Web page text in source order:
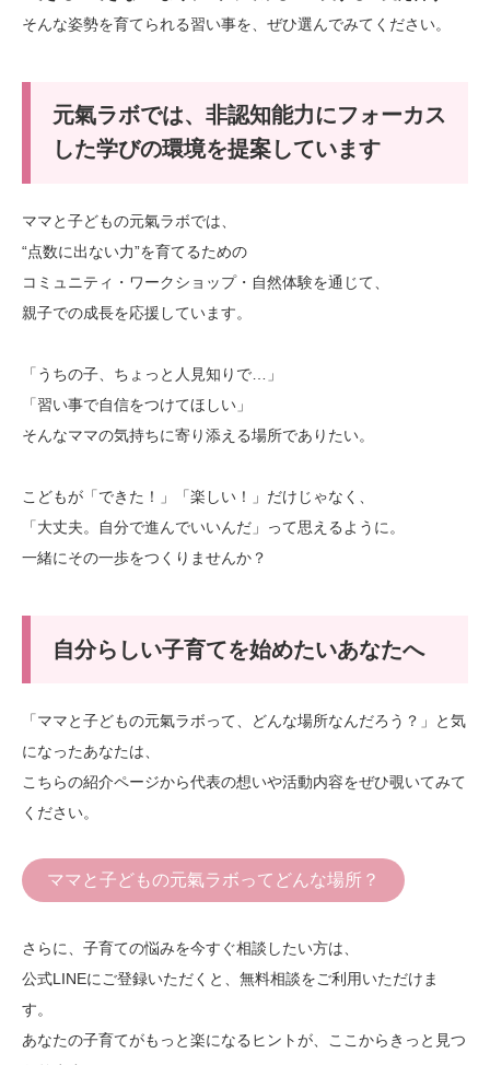
そんな姿勢を育てられる習い事を、ぜひ選んでみてください。
元氣ラボでは、非認知能力にフォーカス
した学びの環境を提案しています
ママと子どもの元氣ラボでは、
“点数に出ない力”を育てるための
コミュニティ・ワークショップ・自然体験を通じて、
親子での成長を応援しています。
「うちの子、ちょっと人見知りで…」
「習い事で自信をつけてほしい」
そんなママの気持ちに寄り添える場所でありたい。
こどもが「できた！」「楽しい！」だけじゃなく、
「大丈夫。自分で進んでいいんだ」って思えるように。
一緒にその一歩をつくりませんか？
自分らしい子育てを始めたいあなたへ
「ママと子どもの元氣ラボって、どんな場所なんだろう？」と気
になったあなたは、
こちらの紹介ページから代表の想いや活動内容をぜひ覗いてみて
ください。
ママと子どもの元氣ラボってどんな場所？
さらに、子育ての悩みを今すぐ相談したい方は、
公式LINEにご登録いただくと、無料相談をご利用いただけま
す。
あなたの子育てがもっと楽になるヒントが、ここからきっと見つ